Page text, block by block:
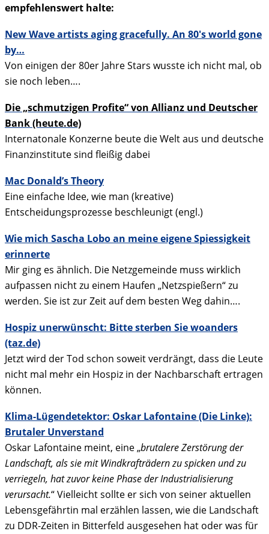
empfehlenswert halte:
New Wave artists aging gracefully. An 80′s world gone
by…
Von einigen der 80er Jahre Stars wusste ich nicht mal, ob
sie noch leben….
Die „schmutzigen Profite“ von Allianz und Deutscher
Bank (heute.de)
Internatonale Konzerne beute die Welt aus und deutsche
Finanzinstitute sind fleißig dabei
Mac Donald’s Theory
Eine einfache Idee, wie man (kreative)
Entscheidungsprozesse beschleunigt (engl.)
Wie mich Sascha Lobo an meine eigene Spiessigkeit
erinnerte
Mir ging es ähnlich. Die Netzgemeinde muss wirklich
aufpassen nicht zu einem Haufen „Netzspießern“ zu
werden. Sie ist zur Zeit auf dem besten Weg dahin….
Hospiz unerwünscht: Bitte sterben Sie woanders
(taz.de)
Jetzt wird der Tod schon soweit verdrängt, dass die Leute
nicht mal mehr ein Hospiz in der Nachbarschaft ertragen
können.
Klima-Lügendetektor: Oskar Lafontaine (Die Linke):
Brutaler Unverstand
Oskar Lafontaine meint, eine „brutalere Zerstörung der
Landschaft, als sie mit Windkrafträdern zu spicken und zu
verriegeln, hat zuvor keine Phase der Industrialisierung
verursacht.“ Vielleicht sollte er sich von seiner aktuellen
Lebensgefährtin mal erzählen lassen, wie die Landschaft
zu DDR-Zeiten in Bitterfeld ausgesehen hat oder was für